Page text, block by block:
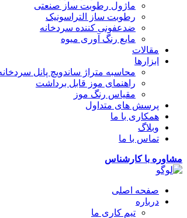
ماژول رطوبت ساز صنعتی
رطوبت ساز التراسونیک
ضدعفونی کننده سردخانه
مایع رنگ آوری میوه
مقالات
ابزارها
محاسبه متراژ ساندویچ پانل
راهنمای موز قابل برداشت
مقیاس رنگ موز
پرسش های متداول
همکاری با ما
وبلاگ
تماس با ما
مشاوره با کارشناس
صفحه اصلی
درباره
تیم کاری ما